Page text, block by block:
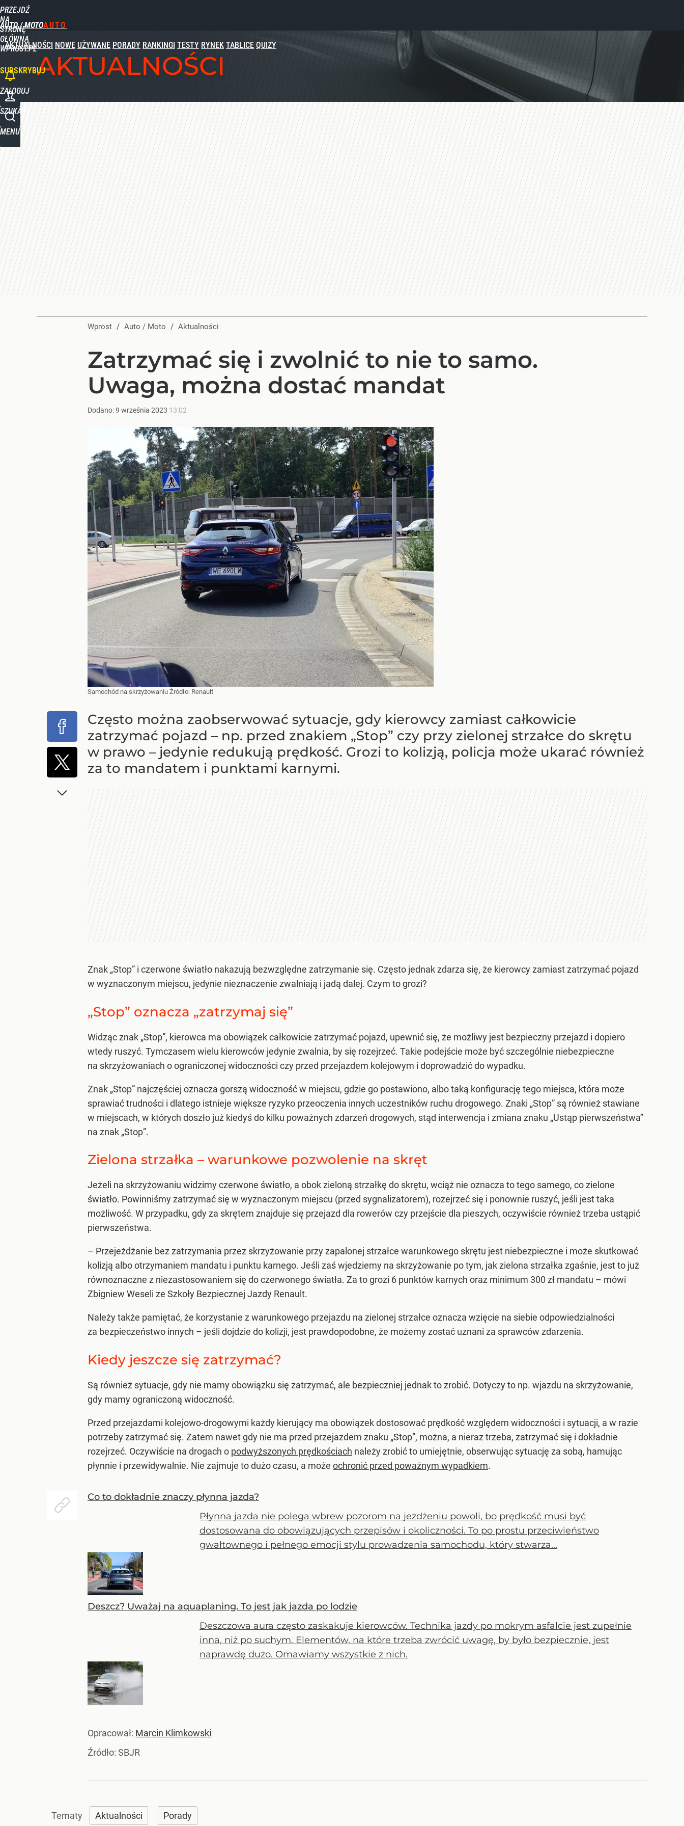
PRZEJDŹ
NA
STRONĘ
GŁÓWNĄ
WPROST.PL
AUTO / MOTO
AKTUALNOŚCI NOWE UŻYWANE PORADY RANKINGI TESTY RYNEK TABLICE QUIZY
SUBSKRYBUJ
ZALOGUJ
SZUKAJ
MENU
AKTUALNOŚCI
Wprost / Auto / Moto / Aktualności
Zatrzymać się i zwolnić to nie to samo.
Uwaga, można dostać mandat
Dodano:9 września 2023 13:02
Samochód na skrzyżowaniu Źródło: Renault
Często można zaobserwować sytuacje, gdy kierowcy zamiast całkowicie
zatrzymać pojazd – np. przed znakiem „Stop” czy przy zielonej strzałce do skrętu
w prawo – jedynie redukują prędkość. Grozi to kolizją, policja może ukarać również
za to mandatem i punktami karnymi.
Znak „Stop” i czerwone światło nakazują bezwzględne zatrzymanie się. Często jednak zdarza się, że kierowcy zamiast zatrzymać pojazd
w wyznaczonym miejscu, jedynie nieznaczenie zwalniają i jadą dalej. Czym to grozi?
„Stop” oznacza „zatrzymaj się”
Widząc znak „Stop”, kierowca ma obowiązek całkowicie zatrzymać pojazd, upewnić się, że możliwy jest bezpieczny przejazd i dopiero
wtedy ruszyć. Tymczasem wielu kierowców jedynie zwalnia, by się rozejrzeć. Takie podejście może być szczególnie niebezpieczne
na skrzyżowaniach o ograniczonej widoczności czy przed przejazdem kolejowym i doprowadzić do wypadku.
Znak „Stop” najczęściej oznacza gorszą widoczność w miejscu, gdzie go postawiono, albo taką konfigurację tego miejsca, która może
sprawiać trudności i dlatego istnieje większe ryzyko przeoczenia innych uczestników ruchu drogowego. Znaki „Stop” są również stawiane
w miejscach, w których doszło już kiedyś do kilku poważnych zdarzeń drogowych, stąd interwencja i zmiana znaku „Ustąp pierwszeństwa”
na znak „Stop”.
Zielona strzałka – warunkowe pozwolenie na skręt
Jeżeli na skrzyżowaniu widzimy czerwone światło, a obok zieloną strzałkę do skrętu, wciąż nie oznacza to tego samego, co zielone
światło. Powinniśmy zatrzymać się w wyznaczonym miejscu (przed sygnalizatorem), rozejrzeć się i ponownie ruszyć, jeśli jest taka
możliwość. W przypadku, gdy za skrętem znajduje się przejazd dla rowerów czy przejście dla pieszych, oczywiście również trzeba ustąpić
pierwszeństwa.
– Przejeżdżanie bez zatrzymania przez skrzyżowanie przy zapalonej strzałce warunkowego skrętu jest niebezpieczne i może skutkować
kolizją albo otrzymaniem mandatu i punktu karnego. Jeśli zaś wjedziemy na skrzyżowanie po tym, jak zielona strzałka zgaśnie, jest to już
równoznaczne z niezastosowaniem się do czerwonego światła. Za to grozi 6 punktów karnych oraz minimum 300 zł mandatu – mówi
Zbigniew Weseli ze Szkoły Bezpiecznej Jazdy Renault.
Należy także pamiętać, że korzystanie z warunkowego przejazdu na zielonej strzałce oznacza wzięcie na siebie odpowiedzialności
za bezpieczeństwo innych – jeśli dojdzie do kolizji, jest prawdopodobne, że możemy zostać uznani za sprawców zdarzenia.
Kiedy jeszcze się zatrzymać?
Są również sytuacje, gdy nie mamy obowiązku się zatrzymać, ale bezpieczniej jednak to zrobić. Dotyczy to np. wjazdu na skrzyżowanie,
gdy mamy ograniczoną widoczność.
Przed przejazdami kolejowo-drogowymi każdy kierujący ma obowiązek dostosować prędkość względem widoczności i sytuacji, a w razie
potrzeby zatrzymać się. Zatem nawet gdy nie ma przed przejazdem znaku „Stop”, można, a nieraz trzeba, zatrzymać się i dokładnie
rozejrzeć. Oczywiście na drogach o podwyższonych prędkościach należy zrobić to umiejętnie, obserwując sytuację za sobą, hamując
płynnie i przewidywalnie. Nie zajmuje to dużo czasu, a może ochronić przed poważnym wypadkiem.
Co to dokładnie znaczy płynna jazda?
Płynna jazda nie polega wbrew pozorom na jeżdżeniu powoli, bo prędkość musi być
dostosowana do obowiązujących przepisów i okoliczności. To po prostu przeciwieństwo
gwałtownego i pełnego emocji stylu prowadzenia samochodu, który stwarza...
Deszcz? Uważaj na aquaplaning. To jest jak jazda po lodzie
Deszczowa aura często zaskakuje kierowców. Technika jazdy po mokrym asfalcie jest zupełnie
inna, niż po suchym. Elementów, na które trzeba zwrócić uwagę, by było bezpiecznie, jest
naprawdę dużo. Omawiamy wszystkie z nich.
Opracował: Marcin Klimkowski
Źródło: SBJR
Aktualności Porady